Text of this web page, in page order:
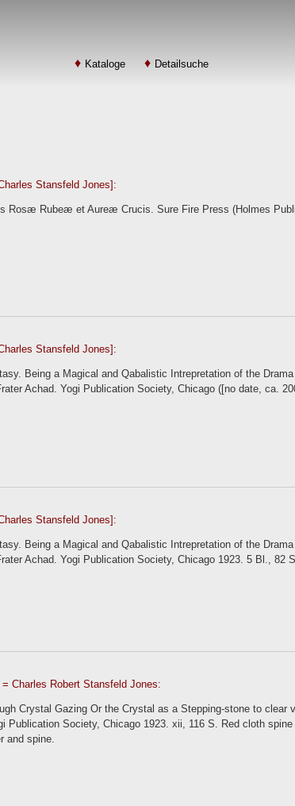
Kataloge Detailsuche
Stansfeld Jones]:
Rosæ Rubeæ et Aureæ Crucis. Sure Fire Press (Holmes
Stansfeld Jones]:
Being a Magical and Qabalistic Intrepretation of the
Achad. Yogi Publication Society, Chicago ([no date, ca.
Stansfeld Jones]:
Being a Magical and Qabalistic Intrepretation of the
Achad. Yogi Publication Society, Chicago 1923. 5 Bl., 82
Charles Robert Stansfeld Jones:
Crystal Gazing Or the Crystal as a Stepping-stone to clear
Publication Society, Chicago 1923. xii, 116 S. Red cloth
and spine.